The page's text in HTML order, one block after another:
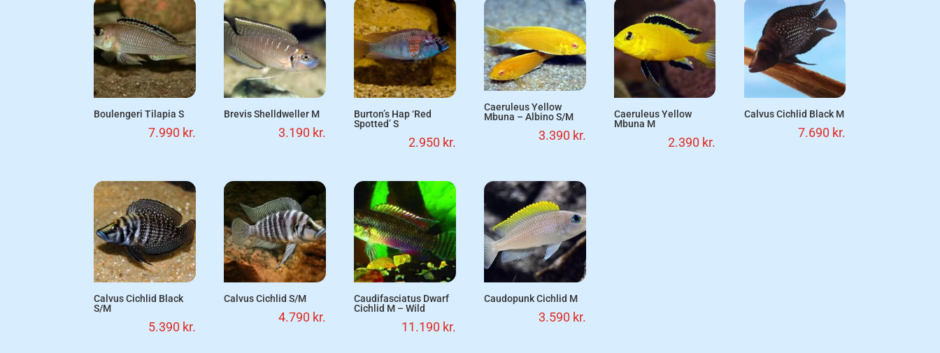
Boulengeri Tilapia S
7.990 kr.
Brevis Shelldweller M
3.190 kr.
Burton’s Hap ‘Red
Spotted’ S
2.950 kr.
Caeruleus Yellow
Mbuna – Albino S/M
3.390 kr.
Caeruleus Yellow
Mbuna M
2.390 kr.
Calvus Cichlid Black M
7.690 kr.
Calvus Cichlid Black
S/M
5.390 kr.
Calvus Cichlid S/M
4.790 kr.
Caudifasciatus Dwarf
Cichlid M – Wild
11.190 kr.
Caudopunk Cichlid M
3.590 kr.